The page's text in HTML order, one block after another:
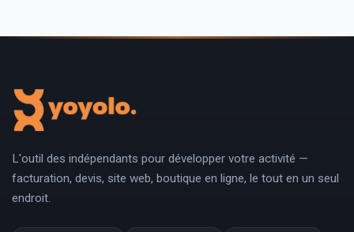
L'outil des indépendants pour développer votre activité —
facturation, devis, site web, boutique en ligne, le tout en un seul
endroit.